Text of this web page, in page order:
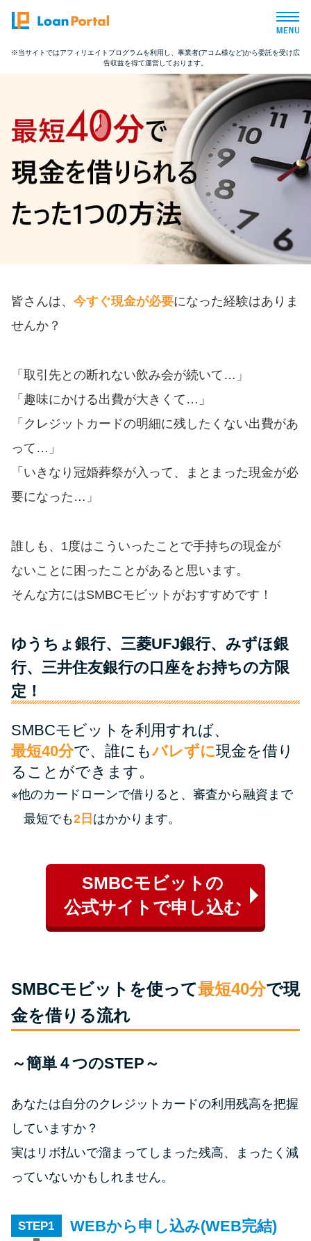
トップページ
おすすめコンテンツ
総合人気ランキング
とにかくすぐ借りたい方向け
バレずに借りたい方向け
カードローンQ&A
リボ払いをそのまま払いきると
カードローンの見直しで40万円
得した話
最速！最短40分で借りられるカ
特集ページ一覧
種類や特徴で探す
銀行カードローンを選ぶべき4つ
の理由
無利息期間を利用して利息0円で
お金を借りる3つのポイント
種類・特徴別一覧
その他コラム
家賃払えないが強制退去は避け
街金とは？絶対審査通る？借金
質屋でお金を借りるには？年利
※当サイトではアフィリエイトプログラムを利用し、事業者(アコム様など)から委託を受け広
告収益を得て運営しております。
皆さんは、 今すぐ現金が必要になった経験はありま
せんか？
「取引先との断れない飲み会が続いて…」
「趣味にかける出費が大きくて…」
「クレジットカードの明細に残したくない出費があ
って…」
「いきなり冠婚葬祭が入って、まとまった現金が必
要になった…」
誰しも、1度はこういったことで手持ちの現金が
ないことに困ったことがあると思います。
そんな方にはSMBCモビットがおすすめです！
ゆうちょ銀行、三菱UFJ銀行、みずほ銀
行、三井住友銀行の口座をお持ちの方限
定！
SMBCモビットを利用すれば、
最短40分で、誰にもバレずに現金を借り
ることができます。
※他のカードローンで借りると、審査から融資まで
最短でも2日 はかかります。
SMBCモビットの
公式サイトで申し込む
SMBCモビットを使って最短40分で現
金を借りる流れ
～簡単４つのSTEP～
あなたは自分のクレジットカードの利用残高を把握
していますか？
実はリボ払いで溜まってしまった残高、まったく減
っていないかもしれません。
STEP
WEBから申し込み(WEB完結)